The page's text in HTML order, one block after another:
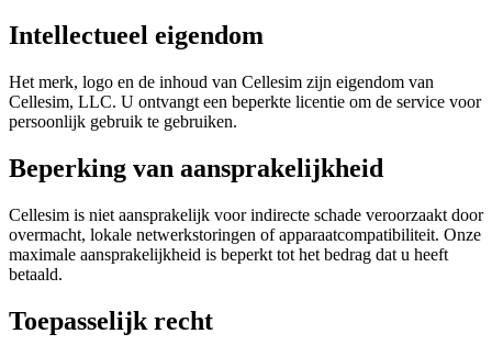
Intellectueel eigendom
Het merk, logo en de inhoud van Cellesim zijn eigendom van
Cellesim, LLC. U ontvangt een beperkte licentie om de service voor
persoonlijk gebruik te gebruiken.
Beperking van aansprakelijkheid
Cellesim is niet aansprakelijk voor indirecte schade veroorzaakt door
overmacht, lokale netwerkstoringen of apparaatcompatibiliteit. Onze
maximale aansprakelijkheid is beperkt tot het bedrag dat u heeft
betaald.
Toepasselijk recht